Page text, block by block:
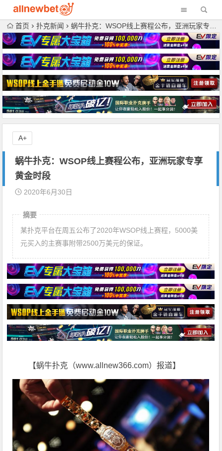
首页 扑克新闻 蜗牛扑克：WSOP线上赛程公布，亚洲玩家专享黄金时段
蜗牛扑克：WSOP线上赛程公布，亚洲玩家专享
黄金时段
2020年6月30日
摘要
某扑克平台在周五公布了2020年WSOP线上赛程，5000美
元买入的主赛事附带2500万美元的保证。
【蜗牛扑克（www.allnew366.com）报道】
A+